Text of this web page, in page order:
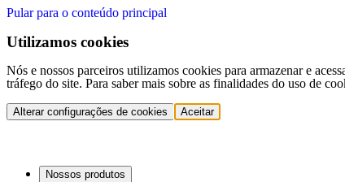
Pular para o conteúdo principal
Utilizamos cookies
Nós e nossos parceiros utilizamos cookies para armazenar e
tráfego do site. Para saber mais sobre as finalidades do uso de
Alterar configurações de cookies Aceitar
Nossos produtos